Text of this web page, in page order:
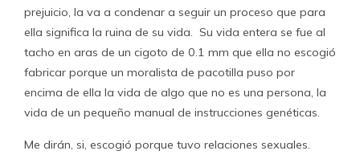
prejuicio, la va a condenar a seguir un proceso que para
ella significa la ruina de su vida. Su vida entera se fue al
tacho en aras de un cigoto de 0.1 mm que ella no escogió
fabricar porque un moralista de pacotilla puso por
encima de ella la vida de algo que no es una persona, la
vida de un pequeño manual de instrucciones genéticas.
Me dirán, si, escogió porque tuvo relaciones sexuales.